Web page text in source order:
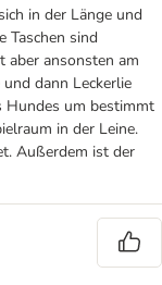
in der Länge und
Taschen sind
aber ansonsten am
dann Leckerlie
Hundes um bestimmt
in der Leine.
Außerdem ist der